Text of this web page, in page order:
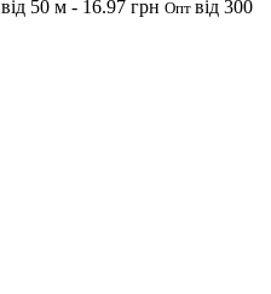
від 50 м - 16.97 грн Опт від 300